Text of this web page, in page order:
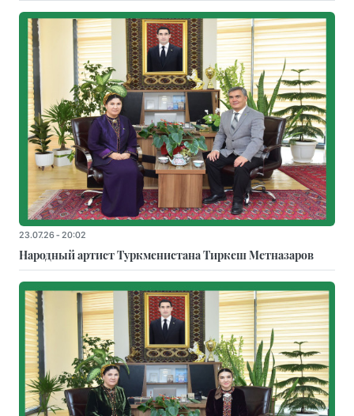
23.07.26 - 20:02
Народный артист Туркменистана Тиркеш Мeтназаров